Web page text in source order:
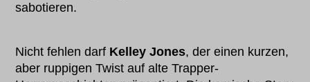
sabotieren.
Nicht fehlen darf Kelley Jones, der einen kurzen,
aber ruppigen Twist auf alte Trapper-